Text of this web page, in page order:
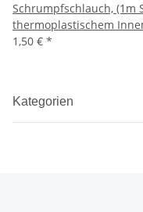
Schrumpfschlauch, (1m
thermoplastischem
1,50 € *
Kategorien